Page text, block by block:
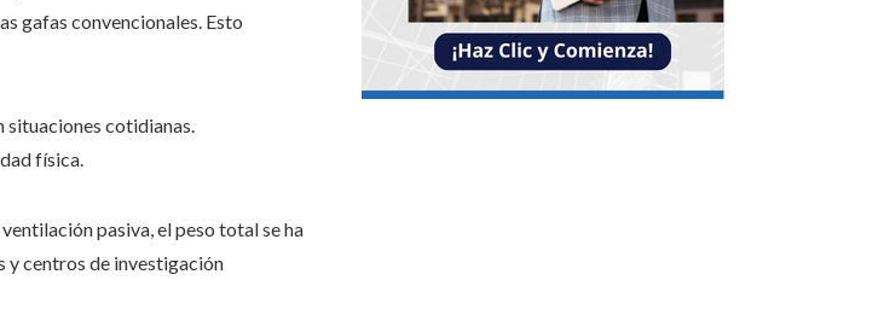
gafas convencionales. Esto
situaciones cotidianas.
física.
pasiva, el peso total se ha
y centros de investigación